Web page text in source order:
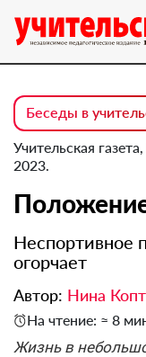
Беседы в
Учительская
2023.
Неспортивное
огорчает
Автор: Нина
На чтение: ≈ 8
Жизнь в